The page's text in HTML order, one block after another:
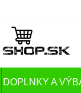
DOPLNKY A